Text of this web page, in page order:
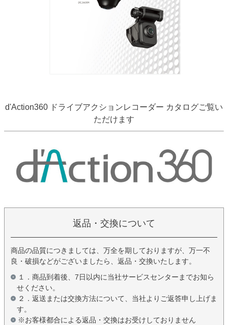
d'Action360 ドライブアクションレコーダー カタログご覧い
ただけます
返品・交換について
商品の品質につきましては、万全を期しておりますが、万一不
良・破損などがございましたら、返品・交換いたします。
１．商品到着後、7日以内に当社サービスセンターまでお知ら
せください。
２．返送または交換方法について、当社よりご返答申し上げま
す。
※お客様都合による返品・交換はお受けしておりません